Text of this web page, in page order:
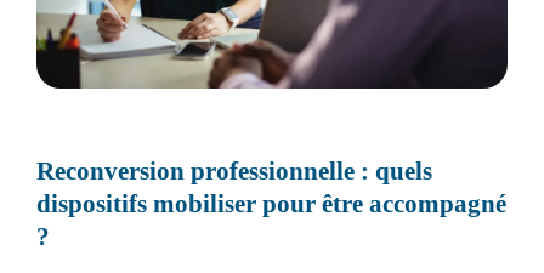
Reconversion professionnelle : quels
dispositifs mobiliser pour être accompagné
?